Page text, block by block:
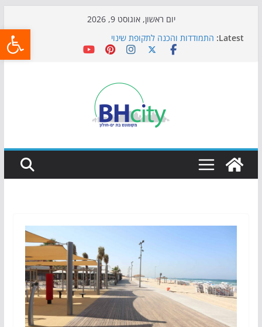
יום ראשון, אוגוסט 9, 2026
Latest: התמודדות והכנה לתקופת שינוי
אי ההרפתקאות ממשיך לכבוש את הגינות: מאות משפחות
כדורגל באווירה מיוחדת: הקרנת גמר המונדיאל בטרמינל
הקיץ של בני הנוער בבת־ים: חוף הריביירה הופך למרחב
בטוח בשעות הערב